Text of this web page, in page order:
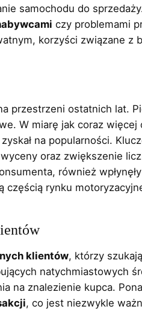
samochodu do
czy problemami
korzyści związane z
przestrzeni ostatnich lat.
W miarę jak coraz więcej
na popularności.
oraz zwiększenie
również
częścią rynku
klientów, którzy
natychmiastowych
na znalezienie kupca.
, co jest niezwykle